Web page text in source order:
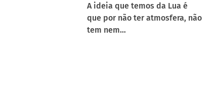
A ideia que temos da Lua é
que por não ter atmosfera, não
tem nem…